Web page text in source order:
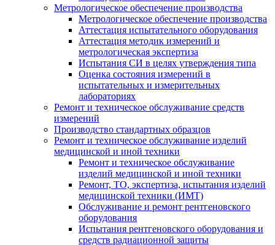
Метрологическое обеспечение производства
Метрологическое обеспечение производства
Аттестация испытательного оборудования
Аттестация методик измерений и
метрологическая экспертиза
Испытания СИ в целях утверждения типа
Оценка состояния измерений в
испытательных и измерительных
лабораториях
Ремонт и техническое обслуживание средств
измерений
Производство стандартных образцов
Ремонт и техническое обслуживание изделий
медицинской и иной техники
Ремонт и техническое обслуживание
изделий медицинской и иной техники
Ремонт, ТО, экспертиза, испытания изделий
медицинской техники (ИМТ)
Обслуживание и ремонт рентгеновского
оборудования
Испытания рентгеновского оборудования и
средств радиационной защиты